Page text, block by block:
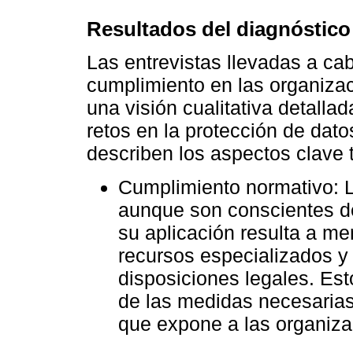
Resultados del
Las entrevistas llevadas a
cumplimiento en las
una visión cualitativa
retos en la protección de
describen los aspectos clave
Cumplimiento normativo:
aunque son conscientes
su aplicación resulta a
recursos especializados
disposiciones legales.
de las medidas
que expone a las